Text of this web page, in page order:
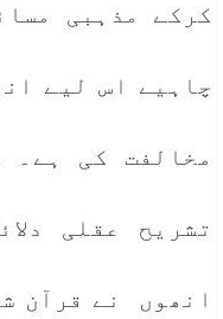
کرکے مذہبی
چاہیے اس لیے
مخالفت کی ہے۔
تشریح عقلی
انھوں نے قرآن